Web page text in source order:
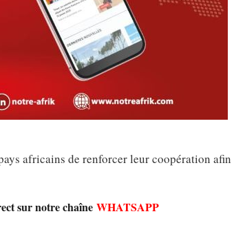
africains de renforcer leur coopération afin
sur notre chaîneWHATSAPP